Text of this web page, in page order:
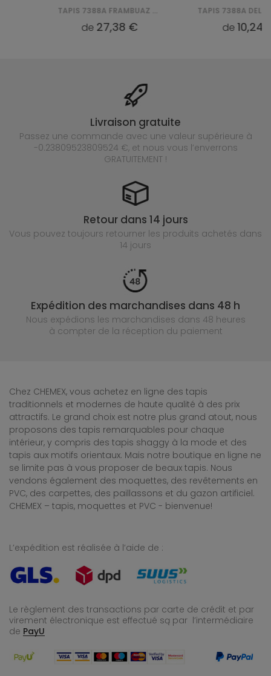
TAPIS 7388A FRAMBUAZ DELHI SFG
27,38 € 10,24 €
Livraison gratuite
Passez une commande avec une valeur supérieure à
-0.23809523809524 €, et nous vous l’enverrons
GRATUITEMENT !
Retour dans 14 jours
Vous pouvez toujours retourner les produits achetés dans
14 jours
Expédition des marchandises dans 48 h
Nous expédions les marchandises dans 48 heures
à compter de la réception du paiement
Chez CHEMEX, vous achetez en ligne des tapis
traditionnels et modernes de haute qualité à des prix
attractifs. Le grand choix est notre plus grand atout, nous
proposons des tapis remarquables pour chaque
intérieur, y compris des tapis shaggy à la mode et des
tapis aux motifs orientaux. Mais notre boutique en ligne ne
se limite pas à vous proposer de beaux tapis. Nous
vendons également des moquettes, des revêtements en
PVC, des carpettes, des paillassons et du gazon artificiel.
CHEMEX – tapis, moquettes et PVC - bienvenue!
L’expédition est réalisée à l’aide de :
Le règlement des transactions par carte de crédit et par
virement électronique est effectué są par l’intermédiaire
de PayU